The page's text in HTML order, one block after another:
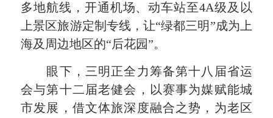
多地航线，开通机场、动车站至4A级及以
上景区旅游定制专线，让“绿都三明”成为上
海及周边地区的“后花园”。
眼下，三明正全力筹备第十八届省运
会与第十二届老健会，以赛事为媒赋能城
市发展，借文体旅深度融合之势，为老区